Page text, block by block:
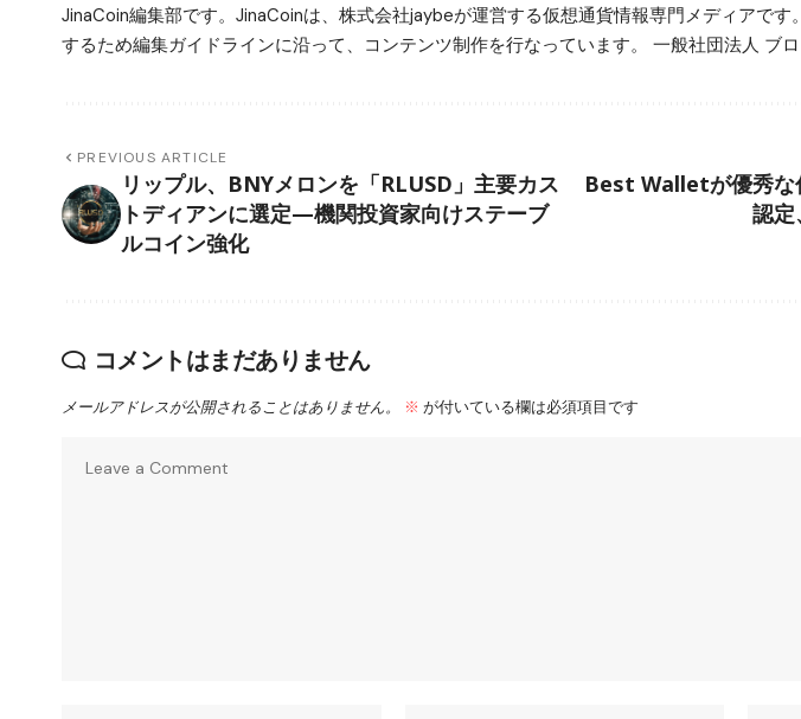
JinaCoin編集部です。JinaCoinは、株式会社jaybeが運営する仮想通貨情報専門メディアで
するため編集ガイドラインに沿って、コンテンツ制作を行なっています。 一般社団法人 ブ
PREVIOUS ARTICLE
リップル、BNYメロンを「RLUSD」主要カス
トディアンに選定—機関投資家向けステーブ
ルコイン強化
Best Walletが優秀な
認定
コメントはまだありません
メールアドレスが公開されることはありません。 ※ が付いている欄は必須項目です